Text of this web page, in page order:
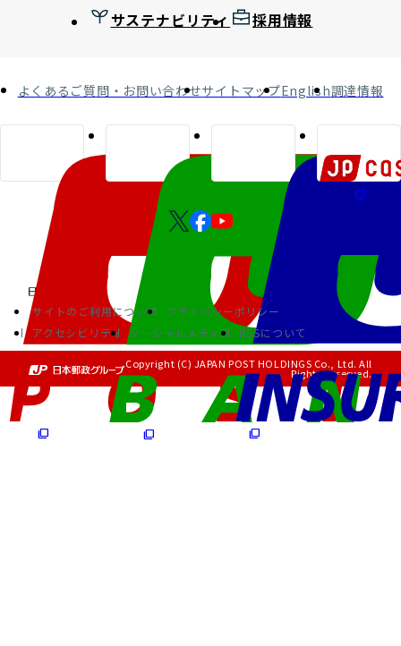
サステナビリティ 採用情報
よくあるご質問・お問い合わせサイトマップEnglish調達情報
サイトのご利用について
プライバシーポリシー
アクセシビリティ
ソーシャルメディア RSSについて
Copyright (C) JAPAN POST HOLDINGS Co., Ltd. All
Rights Reserved.